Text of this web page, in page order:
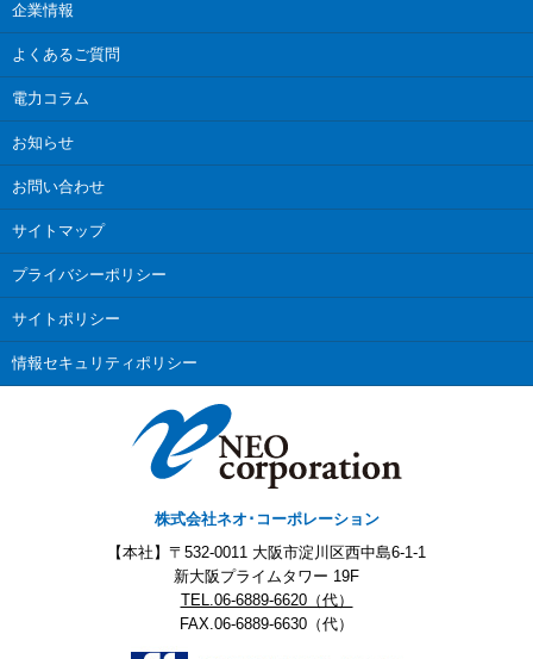
企業情報
よくあるご質問
電力コラム
お知らせ
お問い合わせ
サイトマップ
プライバシーポリシー
サイトポリシー
情報セキュリティポリシー
株式会社ネオ･コーポレーション
【本社】〒532-0011 大阪市淀川区西中島6-1-1
新大阪プライムタワー 19F
TEL.06-6889-6620（代）
FAX.06-6889-6630（代）